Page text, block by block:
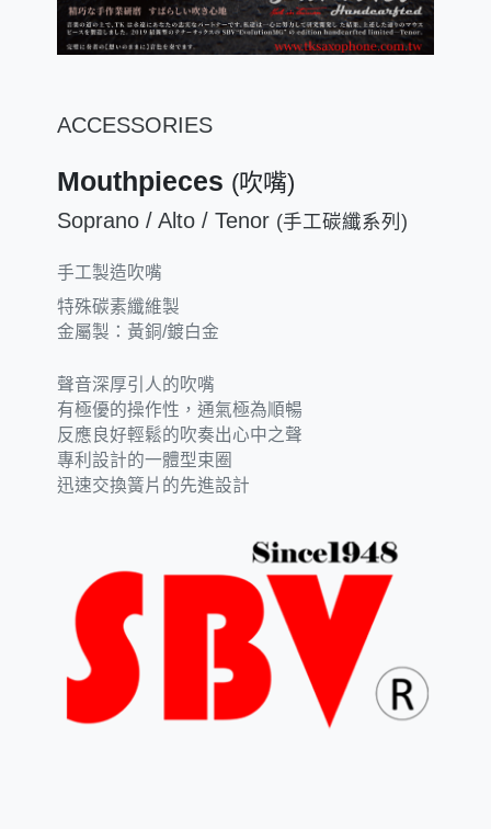
ACCESSORIES
Mouthpieces (吹嘴)
Soprano / Alto / Tenor (手工碳纖系列)
手工製造吹嘴
特殊碳素纖維製
金屬製：黃銅/鍍白金
聲音深厚引人的吹嘴
有極優的操作性，通氣極為順暢
反應良好輕鬆的吹奏出心中之聲
專利設計的一體型束圈
迅速交換簧片的先進設計